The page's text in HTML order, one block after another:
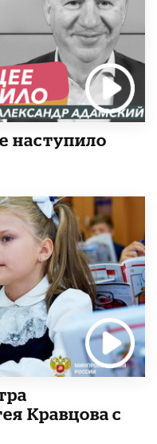
наступило
Кравцова с